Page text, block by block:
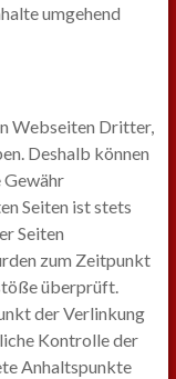
umgehend
Webseiten Dritter,
Deshalb können
Gewähr
Seiten ist stets
Seiten
zum Zeitpunkt
überprüft.
der Verlinkung
Kontrolle der
Anhaltspunkte